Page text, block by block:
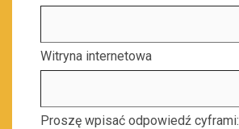
Witryna internetowa
Proszę wpisać odpowiedź cyframi: